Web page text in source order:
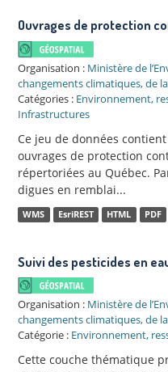
Ouvrages de protection
Organisation : Ministère de
changements climatiques, de
Catégories : Environnement,
Infrastructures
Ce jeu de données
ouvrages de protection
répertoriées au Québec.
digues en remblai...
WMS EsriREST HTML PDF
Suivi des pesticides en
Organisation : Ministère de
changements climatiques, de
Catégorie : Environnement,
Cette couche thématique